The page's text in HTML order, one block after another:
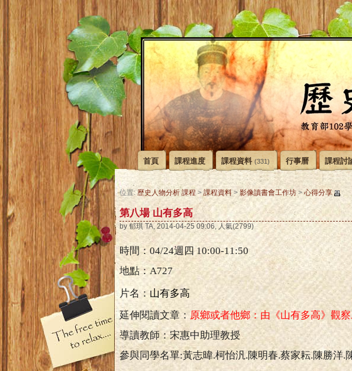
首頁 課程進度 課程資料 (331) 行事曆 課程討
位置:歷史人物分析 課程 > 課程資料> 影像讀書會工作坊> 心得分享
第八場 山有多高
by 郁琪 TA, 2014-04-25 09:06, 人氣(2799)
時間： 04/24週四10:00-11:50
地點：A727
片名： 山有多高
延伸閱讀文章： 原鄉或者他鄉：由《山有多高》觀
導讀教師：宋惠中助理教授
參與同學名單:黃志暐.柯怡汎.陳明春.蔡家耘.陳勝洋.